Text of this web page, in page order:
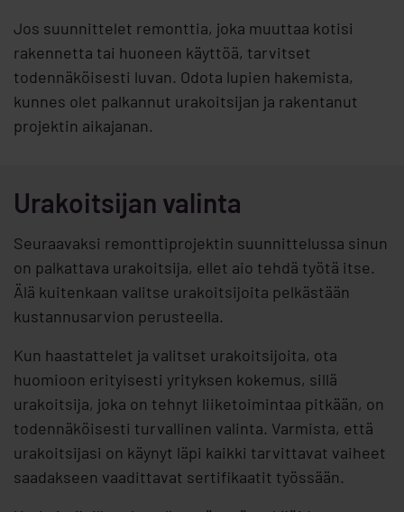
Jos suunnittelet remonttia, joka muuttaa kotisi
rakennetta tai huoneen käyttöä, tarvitset
todennäköisesti luvan. Odota lupien hakemista,
kunnes olet palkannut urakoitsijan ja rakentanut
projektin aikajanan.
Urakoitsijan valinta
Seuraavaksi remonttiprojektin suunnittelussa sinun
on palkattava urakoitsija, ellet aio tehdä työtä itse.
Älä kuitenkaan valitse urakoitsijoita pelkästään
kustannusarvion perusteella.
Kun haastattelet ja valitset urakoitsijoita, ota
huomioon erityisesti yrityksen kokemus, sillä
urakoitsija, joka on tehnyt liiketoimintaa pitkään, on
todennäköisesti turvallinen valinta. Varmista, että
urakoitsijasi on käynyt läpi kaikki tarvittavat vaiheet
saadakseen vaadittavat sertifikaatit työssään.